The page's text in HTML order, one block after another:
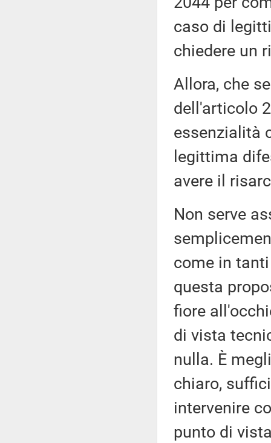
caso di
chiedere un
Allora, che
dell'articolo
essenzialità
legittima
avere il
Non serve
come in
questa
fiore
di vista
nulla. È
chiaro,
intervenire
punto di